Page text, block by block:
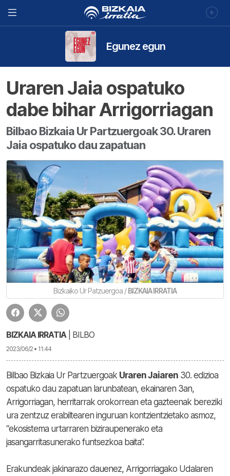
Egunez egun
Uraren Jaia ospatuko
dabe bihar Arrigorriagan
Bilbao Bizkaia Ur Partzuergoak 30. Uraren
Jaia ospatuko dau zapatuan
Bizkaiko Ur Patzuergoa /BIZKAIA IRRATIA
BIZKAIA IRRATIA | BILBO
2023/06/2 • 11:44
Bilbao Bizkaia Ur Partzuergoak Uraren Jaiaren 30. edizioa
ospatuko dau zapatuan larunbatean, ekainaren 3an,
Arrigorriagan, herritarrak orokorrean eta gazteenak bereziki
ura zentzuz erabiltearen inguruan kontzientzietako asmoz,
“ekosistema urtarraren biziraupenerako eta
jasangarritasunerako funtsezkoa baita”.
Erakundeak jakinarazo dauenez, Arrigorriagako Udalaren